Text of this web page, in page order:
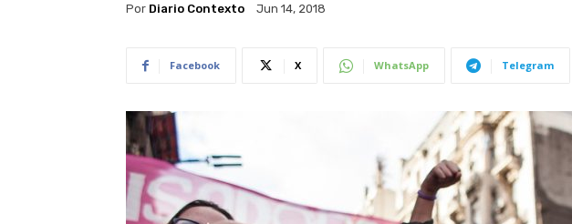
Por Diario Contexto Jun 14, 2018
Facebook X WhatsApp Telegram